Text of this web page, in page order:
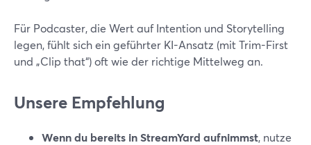
Für Podcaster, die Wert auf Intention und Storytelling
legen, fühlt sich ein geführter KI-Ansatz (mit Trim-First
und „Clip that“) oft wie der richtige Mittelweg an.
Unsere Empfehlung
Wenn du bereits in StreamYard aufnimmst, nutze